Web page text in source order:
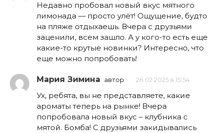
Недавно пробовал новый вкус мятного
лимонада — просто улёт! Ощущение, будто
на пляже отдыхаешь. Вчера с друзьями
заценили, всем зашло. А у кого-то есть еще
какие-то крутые новинки? Интересно, что
еще можно попробовать!
Мария Зимина автор 26.02.2025 в 15:54
Ух, ребята, вы не представляете, какие
ароматы теперь на рынке! Вчера
попробовала новый вкус – клубника с
мятой. Бомба! С друзьями закидывались